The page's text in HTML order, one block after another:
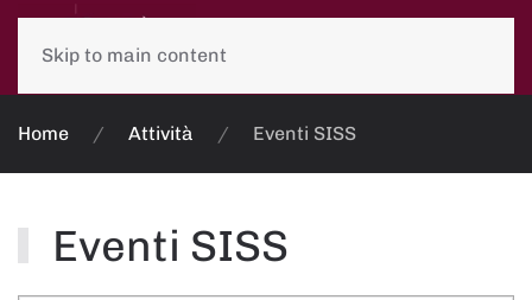
Skip to main content
Home Attività Eventi SISS
Eventi SISS